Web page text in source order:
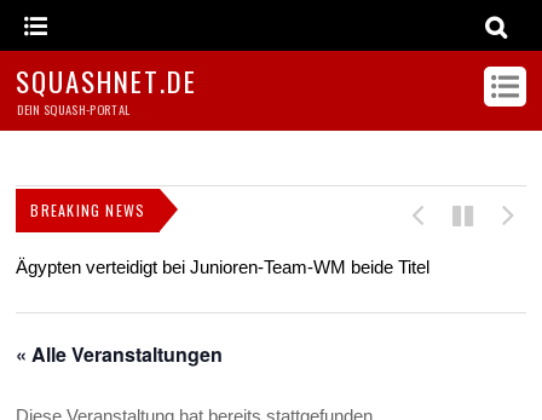
SQUASHNET.DE
DEIN SQUASH-PORTAL
BREAKING NEWS
Ägypten verteidigt bei Junioren-Team-WM beide Titel
« Alle Veranstaltungen
Diese Veranstaltung hat bereits stattgefunden.